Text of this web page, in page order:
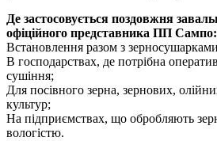
Де застосовується поздовжня
офіційного представника ПП Сампо:
Встановлення разом з
В господарствах, де потрібна
сушіння;
Для посівного зерна, зернових,
культур;
На підприємствах, що обробляють
вологістю.